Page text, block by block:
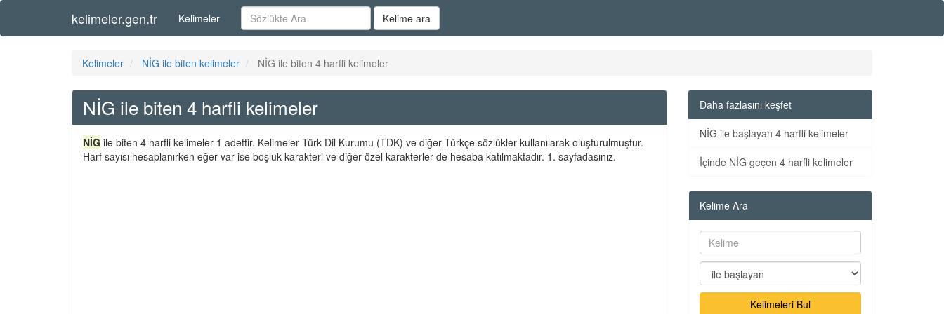
kelimeler.gen.tr Kelimeler Kelime ara
Kelimeler NİG ile biten kelimeler NİG ile biten 4 harfli kelimeler
NİG ile biten 4 harfli kelimeler
NİG ile biten 4 harfli kelimeler 1 adettir. Kelimeler Türk Dil Kurumu (TDK) ve diğer Türkçe sözlükler kullanılarak oluşturulmuştur.
Harf sayısı hesaplanırken eğer var ise boşluk karakteri ve diğer özel karakterler de hesaba katılmaktadır. 1. sayfadasınız.
Daha fazlasını keşfet
NİG ile başlayan 4 harfli kelimeler
İçinde NİG geçen 4 harfli kelimeler
Kelime Ara
Kelimeleri Bul